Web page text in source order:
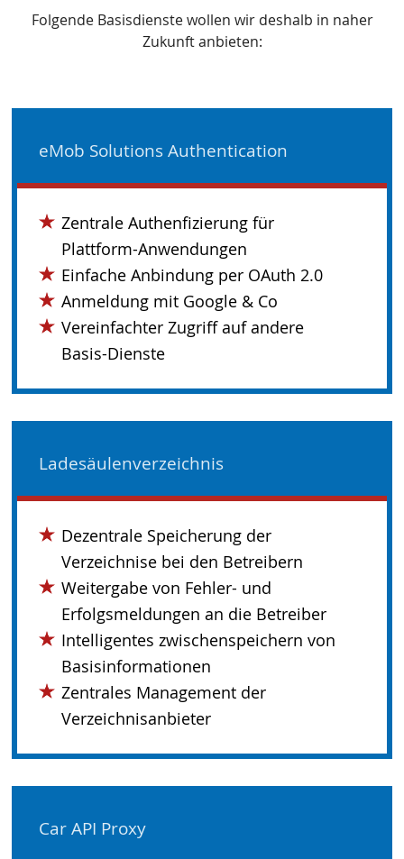
Folgende Basisdienste wollen wir deshalb in naher
Zukunft anbieten:
eMob Solutions Authentication
Zentrale Authenfizierung für
Plattform-Anwendungen
Einfache Anbindung per OAuth 2.0
Anmeldung mit Google & Co
Vereinfachter Zugriff auf andere
Basis-Dienste
Ladesäulenverzeichnis
Dezentrale Speicherung der
Verzeichnise bei den Betreibern
Weitergabe von Fehler- und
Erfolgsmeldungen an die Betreiber
Intelligentes zwischenspeichern von
Basisinformationen
Zentrales Management der
Verzeichnisanbieter
Car API Proxy